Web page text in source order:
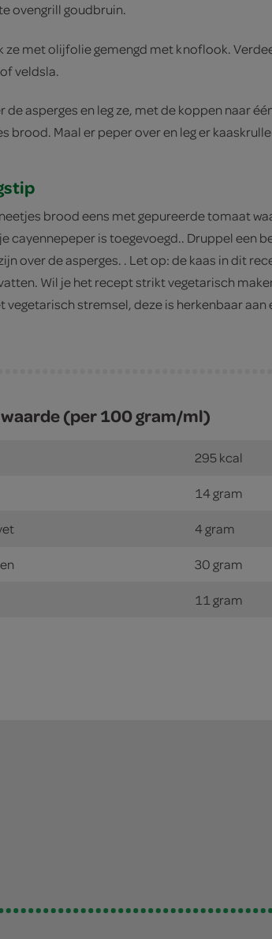
ovengrill goudbruin.
ze met olijfolie gemengd met knoflook.
veldsla.
de asperges en leg ze, met de koppen naar
brood. Maal er peper over en leg er
brood eens met gepureerde tomaat
cayennepeper is toegevoegd.. Druppel een
over de asperges. . Let op: de kaas in dit
Wil je het recept strikt vegetarisch
vegetarisch stremsel, deze is herkenbaar aan
(per 100 gram/ml)
295 kcal
14 gram
4 gram
30 gram
11 gram